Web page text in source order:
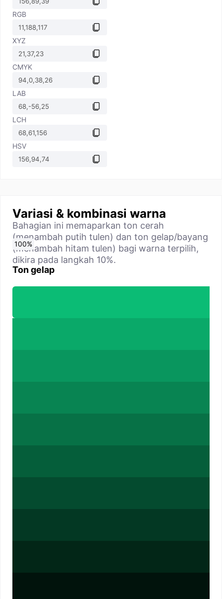
RGB
XYZ
CMYK
LAB
LCH
HSV
Variasi & kombinasi warna
Bahagian ini memaparkan ton cerah
(menambah putih tulen) dan ton gelap/bayang
(menambah hitam tulen) bagi warna terpilih,
dikira pada langkah 10%.
Ton gelap
0%
10%
20%
30%
40%
50%
60%
70%
80%
90%
100%